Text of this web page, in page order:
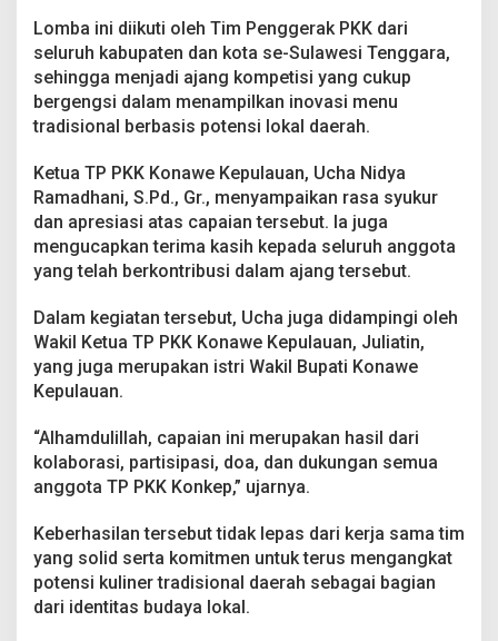
J
u
a
r
a
I
d
i
H
U
T
S
t
r
a
6
2
Lomba ini diikuti oleh Tim Penggerak PKK dari
seluruh kabupaten dan kota se-Sulawesi Tenggara,
sehingga menjadi ajang kompetisi yang cukup
bergengsi dalam menampilkan inovasi menu
tradisional berbasis potensi lokal daerah.
Ketua TP PKK Konawe Kepulauan, Ucha Nidya
Ramadhani, S.Pd., Gr., menyampaikan rasa syukur
dan apresiasi atas capaian tersebut. Ia juga
mengucapkan terima kasih kepada seluruh anggota
yang telah berkontribusi dalam ajang tersebut.
Dalam kegiatan tersebut, Ucha juga didampingi oleh
Wakil Ketua TP PKK Konawe Kepulauan, Juliatin,
yang juga merupakan istri Wakil Bupati Konawe
Kepulauan.
“Alhamdulillah, capaian ini merupakan hasil dari
kolaborasi, partisipasi, doa, dan dukungan semua
anggota TP PKK Konkep,” ujarnya.
Keberhasilan tersebut tidak lepas dari kerja sama tim
yang solid serta komitmen untuk terus mengangkat
potensi kuliner tradisional daerah sebagai bagian
dari identitas budaya lokal.